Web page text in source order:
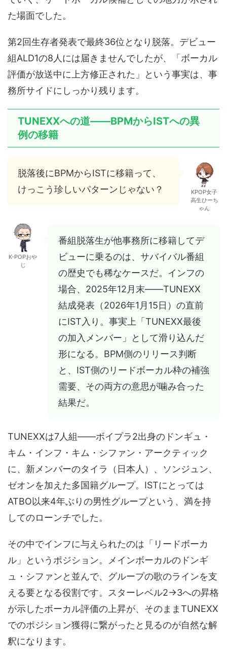
た場面でした。
第2回生存者発表で最終36位となり脱落。デビュー
組ALD1の8人には届きませんでしたが、「ボーカル
評価が放送中に上方修正された」という事実は、事
務所サイドにしっかり残ります。
TUNEXXへの道——BPMからISTへの異
例の移籍
脱落後にBPMからISTに移籍って、
けっこう珍しいパターンじゃない？
KPOP女子
高生ひーち
ゃん
K-POPおや
じ
番組脱落生が他事務所に移籍してデ
ビューに乗るのは、サバイバル番組
の歴史でも稀なケースだ。インフの
場合、2025年12月末——TUNEXX
結成発表（2026年1月15日）の直前
にIST入り。事実上「TUNEXX最後
の加入メンバー」として滑り込んだ
形になる。BPM側のリリース判断
と、IST側のリードボーカル枠の補強
需要、その両方の意思が噛み合った
結果だ。
TUNEXXは7人組——ボイプラ2出身のドンギュ・
キム・インフ・キム・シファン・アークティック
に、新メンバーのタイラ（日本人）、ソンジュン、
ゼオンを加えた多国籍グループ。ISTにとっては
ATBO以来4年ぶりの男性グループという、満を持
してのローンチでした。
その中でインフに与えられたのは「リードボーカ
ル」というポジション。メインボーカルのドンギ
ュ・シファンと並んで、グループの歌のラインを支
える要となる役割です。スターレベル2→3への昇格
が示したボーカル評価の上昇が、そのままTUNEXX
でのポジション獲得に繋がったと見るのが自然な解
釈になります。